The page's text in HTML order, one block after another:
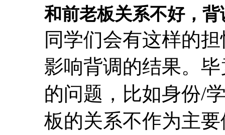
和前老板关系不好，
同学们会有这样的
影响背调的结果。
的问题，比如身份/
板的关系不作为主